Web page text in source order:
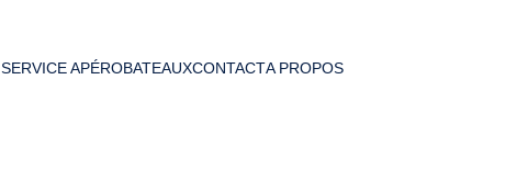
SERVICE APÉROBATEAUXCONTACTA PROPOS